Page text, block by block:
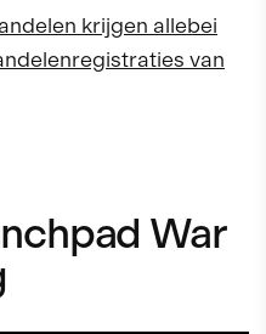
krijgen allebei
van
War